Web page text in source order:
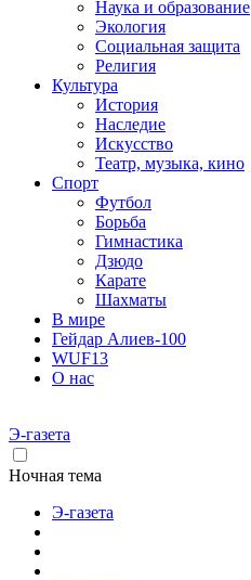
Наука и образование
Экология
Социальная защита
Религия
Культура
История
Наследие
Искусство
Театр, музыка, кино
Спорт
Футбол
Борьба
Гимнастика
Дзюдо
Карате
Шахматы
В мире
Гейдар Алиев-100
WUF13
О нас
Э-газета
Ночная тема
Э-газета